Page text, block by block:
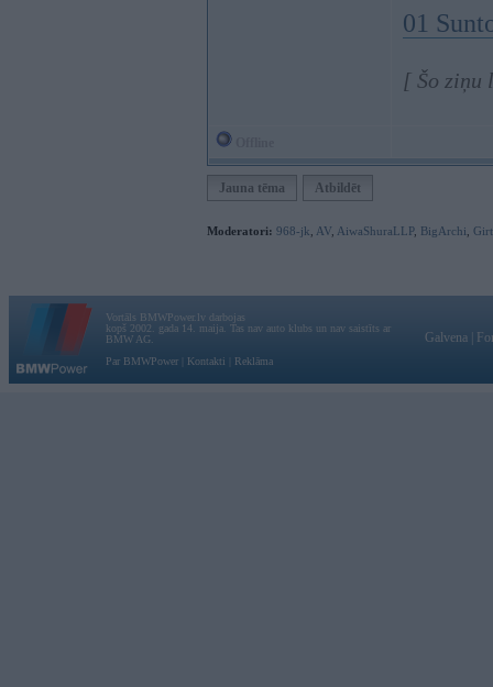
01
[ Šo ziņu
Jauna tēma Atbildēt
Moderatori: 968-jk AV AiwaShuraLLP, BigArchi
Vortāls BMWPower.lv darbojas
kopš 2002. gada 14. maija. Tas nav auto klubs un nav saistīts ar
BMW AG.
Par BMWPower
Kontakti Reklāma
Galvena